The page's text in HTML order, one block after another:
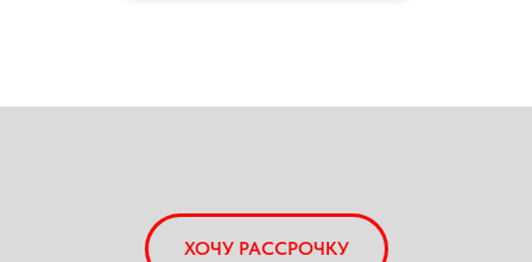
ХОЧУ РАССРОЧКУ